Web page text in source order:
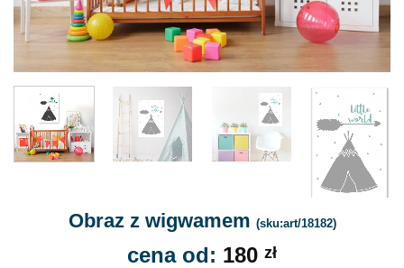
Obraz z wigwamem (sku:art/18182)
cena od: 180 zł